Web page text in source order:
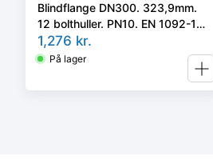
Blindflange DN300. 323,9mm.
12 bolthuller. PN10. EN 1092-1
Type 05/A P250GH
1,276 kr.
På lager